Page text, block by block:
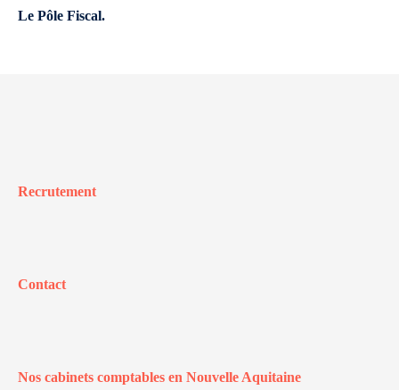
Le Pôle Fiscal.
Recrutement
Contact
Nos cabinets comptables en Nouvelle Aquitaine